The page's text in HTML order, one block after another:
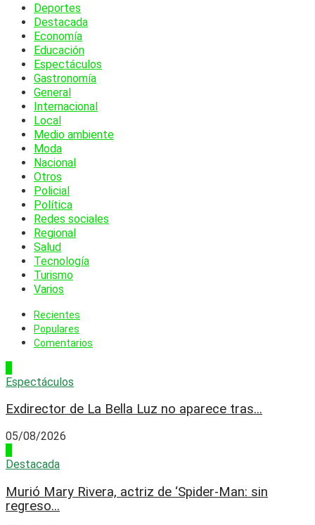
Deportes
Destacada
Economía
Educación
Espectáculos
Gastronomía
General
Internacional
Local
Medio ambiente
Moda
Nacional
Otros
Policial
Política
Redes sociales
Regional
Salud
Tecnología
Turismo
Varios
Recientes
Populares
Comentarios
Espectáculos
Exdirector de La Bella Luz no aparece tras...
05/08/2026
Destacada
Murió Mary Rivera, actriz de ‘Spider-Man: sin
regreso...